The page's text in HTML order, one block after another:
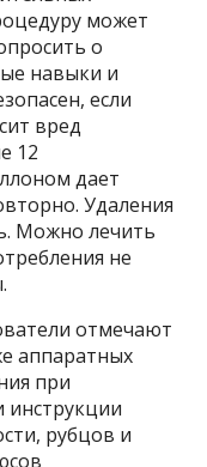
может
о
навыки и
если
вред
12
дает
Удаления
Можно лечить
не
отмечают
аппаратных
при
инструкции
рубцов и